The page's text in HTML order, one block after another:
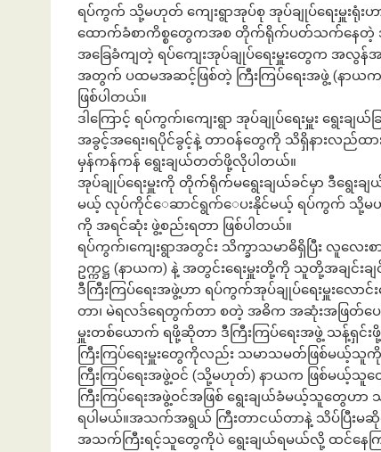
ရပ်ကွက် သို့မဟုတ် ကျေးရွာအုပ်စု အုပ်ချုပ်ရေးမှူးရုံးဟ
ထောက်ခံစာကိစ္စတွေကအစ တိုက်ရိုက်ပတ်သက်နေတဲ့ အရ
အခြေခံကျတဲ့ ရပ်ကျေးအုပ်ချုပ်ရေးမှူးတွေက အလွန်
အတွက် ပထမအဆင့်ဖြစ်တဲ့ ကြီးကြပ်ရေးအဖွဲ့ (နာယက)
ဖြစ်ပါတယ်။
ဒါကြောင့် ရပ်ကွက်၊ကျေးရွာ အုပ်ချုပ်ရေးမှူး ရွေး
အခွင့်အရေး၊ရပိုင်ခွင့်နဲ့ တာဝန်တွေကို သိရှိနားလည်ထ
မှန်ကန်ကန် ရွေးချယ်တတ်ဖို့လိုပါတယ်။
အုပ်ချုပ်ရေးမှူးကို တိုက်ရိုက်မရွေးချယ်ခင်မှာ ဒီရွေ
မယ့် လုပ်ကိုင်‌ေဆာင်ရွက်‌‌ေပးနိုင်မယ့် ရပ်ကွက် သို့မဟုတ် က
ကို အရင်ဆုံး ဖွဲ့စည်းရတာ ဖြစ်ပါတယ်။
ရပ်ကွက်၊ကျေးရွာအတွင်း သိက္ခာသမာဓိရှိပြီး လူလေ
ဥက္ကဋ္ဌ (နာယက) နဲ့ အတွင်းရေးမှူးတို့ကို သူတို့အချင်းခ
ဒီကြီးကြပ်ရေးအဖွဲ့ဟာ ရပ်ကွက်အုပ်ချုပ်ရေးမှူးလော
တာ၊ မဲရလဒ်ရေတွက်တာ စတဲ့ အဓိက အဆုံးအဖြတ်ပေး
မှူးတစ်ယောက် ရဖို့ဆိုတာ ဒီကြီးကြပ်ရေးအဖွဲ့ သန့်ရှင်း
ကြီးကြပ်ရေးမှူးတွေကိုလည်း သမာသမတ်ဖြစ်မယ့်သူကို
ကြီးကြပ်ရေးအဖွဲ့ဝင် (သို့မဟုတ်) နာယက ဖြစ်မယ့်သူ
ကြီးကြပ်ရေးအဖွဲ့ဝင်အဖြစ် ရွေးချယ်ခံမယ့်သူတွေဟ
ရပါမယ်။အသက်အရွယ် ကြီးတာငယ်တာနဲ့ သိပ်ပြီးမ
အသက်ကြီးရင့်သူတွေကိုပဲ ရွေးချယ်ရမယ်လို့ ထင်နေက
ဘဏ်နဲ့အကြွေး